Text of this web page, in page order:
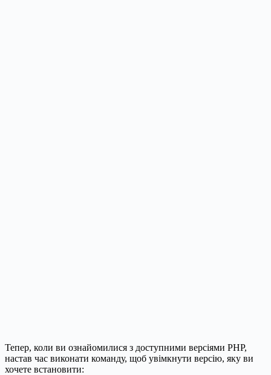
Тепер, коли ви ознайомилися з доступними версіями PHP,
настав час виконати команду, щоб увімкнути версію, яку ви
хочете встановити: